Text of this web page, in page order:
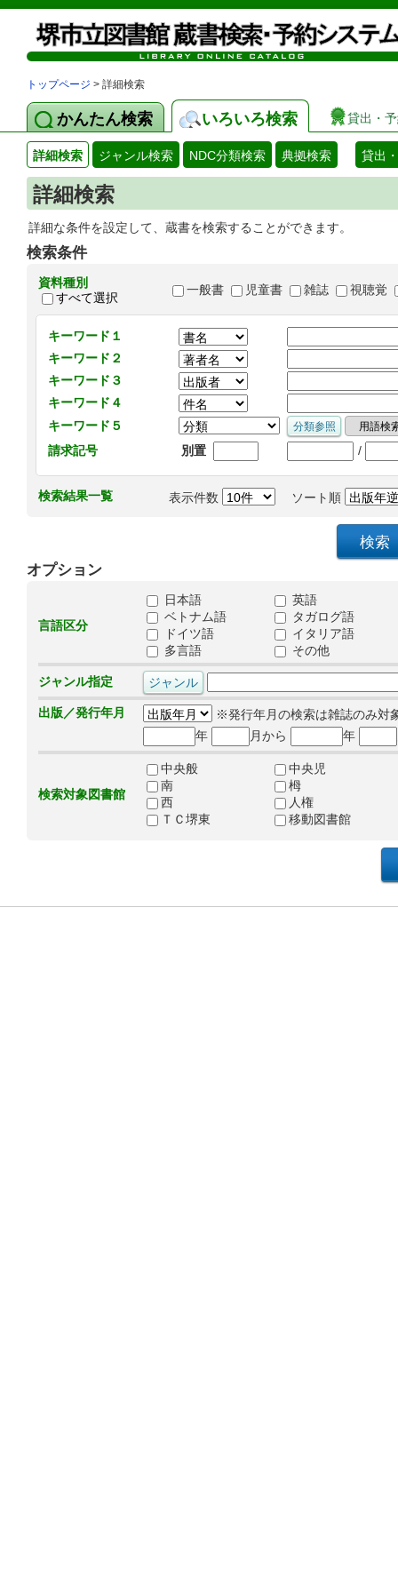
トップページ > 詳細検索
かんたん検索 いろいろ検索 貸出・
詳細検索 ジャンル検索 NDC分類検索 典拠検索 貸出
詳細検索
詳細な条件を設定して、蔵書を検索することができます。
検索条件
資料種別
すべて選択
一般書 児童書 雑誌 視聴覚
キーワード１
キーワード２
キーワード３
キーワード４
キーワード５
請求記号
別置 /
検索結果一覧 表示件数 ソート順
オプション
言語区分
日本語
英語
ベトナム語
タガログ語
ドイツ語
イタリア語
多言語
その他
ジャンル指定
出版／発行年月
※発行年月の検索は雑誌のみ対
年
月から 年
検索対象図書館
中央般
中央児
南
栂
西
人権
ＴＣ堺東
移動図書館